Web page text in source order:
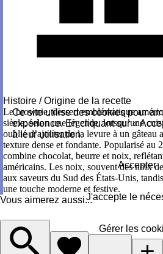
Histoire / Origine de la recette
Le brownie, dessert emblématique
siècle, selon une légende, lorsqu’une
oublié d’ajouter de la levure à un gâteau
texture dense et fondante. Popularisé au
combine chocolat, beurre et noix,
américains. Les noix, souvent des noix
aux saveurs du Sud des États-Unis,
une touche moderne et festive.
Vous aimerez aussi...
Ce site utilise des cookies pour
expérience. En cliquant sur «
à leur utilisation.
Accepter
J'accepte le
Gérer les